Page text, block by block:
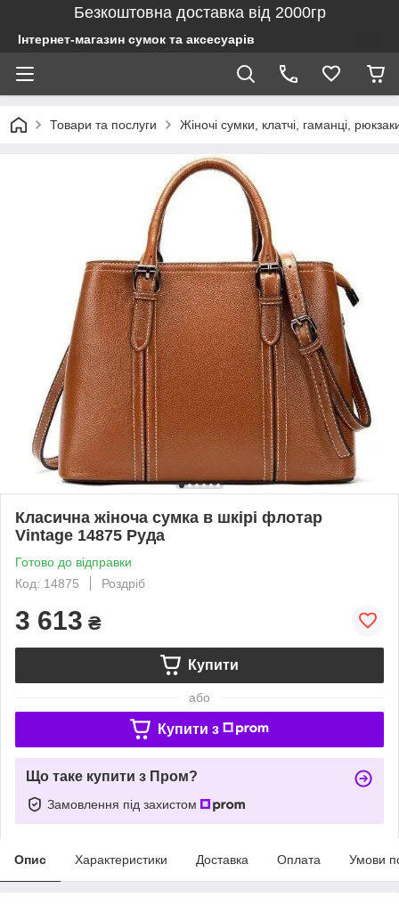
Безкоштовна доставка від 2000гр
Інтернет-магазин сумок та аксесуарів
Товари та послуги Жіночі сумки, клатчі, гаманці,
Класична жіноча сумка в шкірі флотар
Vintage 14875 Руда
Готово до відправки
Код: 14875
Роздріб
3 613 ₴
Купити
або
Купити з
Що таке купити з Пром?
Замовлення під захистом
Опис Характеристики Доставка Оплата Умови